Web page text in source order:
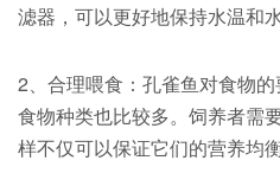
滤器，可以更好地保持水温和水
2、合理喂食：孔雀鱼对食物
食物种类也比较多。饲养者需
样不仅可以保证它们的营养均